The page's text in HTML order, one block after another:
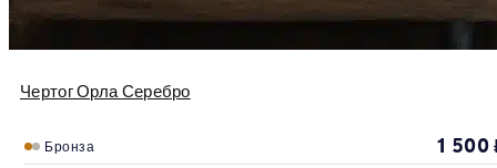
Чертог Орла Серебро
Бронза 1 500